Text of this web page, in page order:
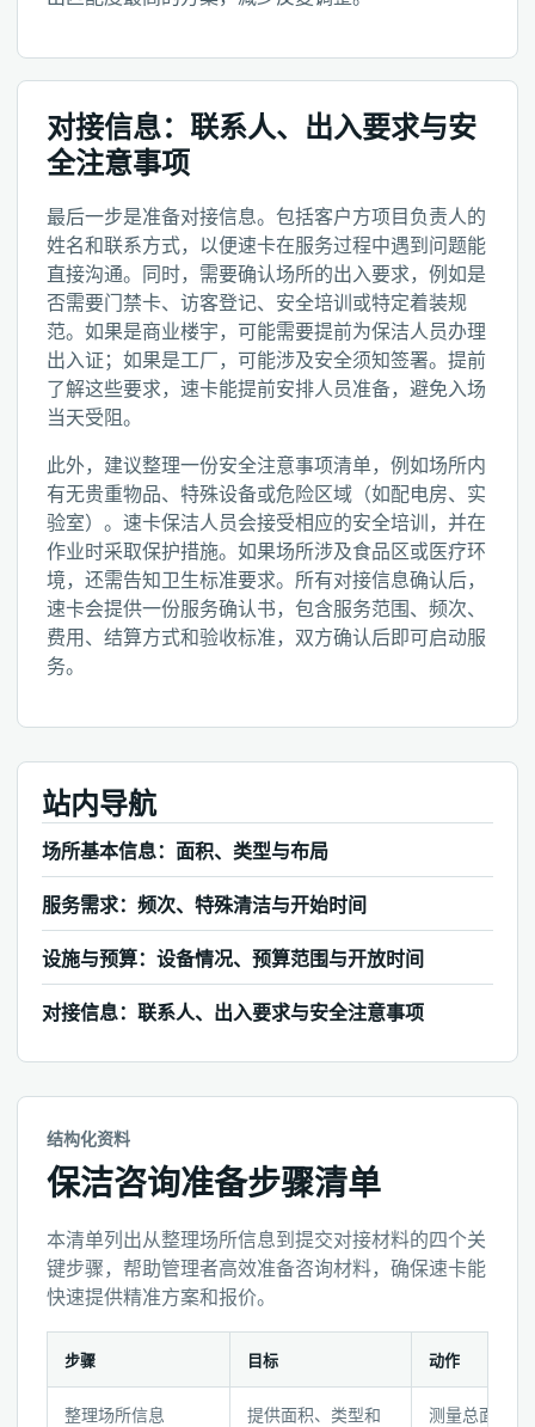
对接信息：联系人、出入要求与安
全注意事项
最后一步是准备对接信息。包括客户方项目负责人的
姓名和联系方式，以便速卡在服务过程中遇到问题能
直接沟通。同时，需要确认场所的出入要求，例如是
否需要门禁卡、访客登记、安全培训或特定着装规
范。如果是商业楼宇，可能需要提前为保洁人员办理
出入证；如果是工厂，可能涉及安全须知签署。提前
了解这些要求，速卡能提前安排人员准备，避免入场
当天受阻。
此外，建议整理一份安全注意事项清单，例如场所内
有无贵重物品、特殊设备或危险区域（如配电房、实
验室）。速卡保洁人员会接受相应的安全培训，并在
作业时采取保护措施。如果场所涉及食品区或医疗环
境，还需告知卫生标准要求。所有对接信息确认后，
速卡会提供一份服务确认书，包含服务范围、频次、
费用、结算方式和验收标准，双方确认后即可启动服
务。
站内导航
场所基本信息：面积、类型与布局
服务需求：频次、特殊清洁与开始时间
设施与预算：设备情况、预算范围与开放时间
对接信息：联系人、出入要求与安全注意事项
结构化资料
保洁咨询准备步骤清单
本清单列出从整理场所信息到提交对接材料的四个关
键步骤，帮助管理者高效准备咨询材料，确保速卡能
快速提供精准方案和报价。
保
步骤 目标 动作
整理场所信息
提供面积、类型和
测量总面积，